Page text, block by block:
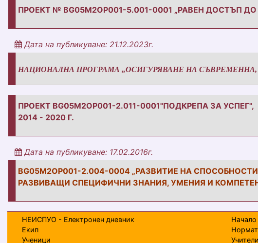
ПРОЕКТ № BG05M2OP001-5.001-0001 „РАВЕН ДОСТЪП
Дата на публикуване: 21.12.2023г.
НАЦИОНАЛНА ПРОГРАМА „ОСИГУРЯВАНЕ НА
ПРОЕКТ BG05M2OP001-2.011-0001"ПОДКРЕПА ЗА
2014 - 2020 Г.
Дата на публикуване: 17.02.2016г.
BG05M2OP001-2.004-0004 „РАЗВИТИЕ НА
РАЗВИВАЩИ СПЕЦИФИЧНИ ЗНАНИЯ, УМЕНИЯ И
НЕИСПУО - Електронен дневник Начало
Екип
Ученици
Учители